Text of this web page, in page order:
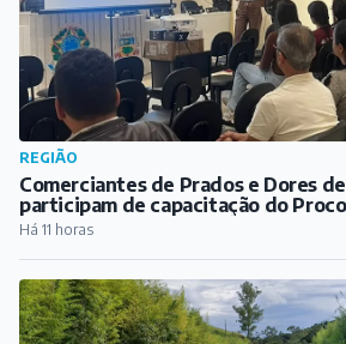
REGIÃO
Comerciantes de Prados e Dores
participam de capacitação do
Há 11 horas